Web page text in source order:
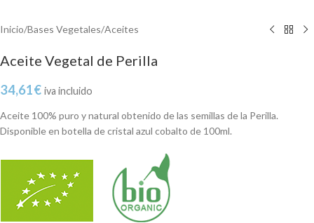
Inicio/Bases Vegetales/Aceites
Aceite Vegetal de Perilla
34,61€ iva incluido
Aceite 100% puro y natural obtenido de las semillas de la Perilla.
Disponible en botella de cristal azul cobalto de 100ml.